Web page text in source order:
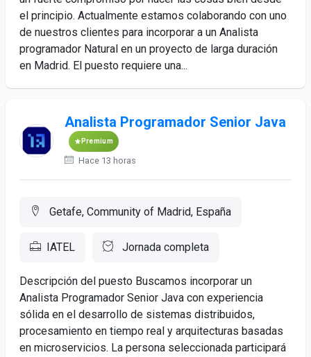
el principio. Actualmente estamos colaborando con uno
de nuestros clientes para incorporar a un Analista
programador Natural en un proyecto de larga duración
en Madrid. El puesto requiere una...
Analista Programador Senior Java
Premium
Hace 13 horas
Getafe, Community of Madrid, España
IATEL Jornada completa
Descripción del puesto Buscamos incorporar un
Analista Programador Senior Java con experiencia
sólida en el desarrollo de sistemas distribuidos,
procesamiento en tiempo real y arquitecturas basadas
en microservicios. La persona seleccionada participará